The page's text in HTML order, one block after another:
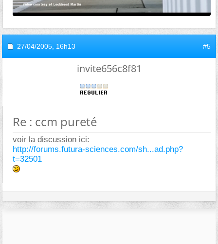
27/04/2005, 16h13 #5
invite656c8f81
Re : ccm pureté
voir la discussion ici:
http://forums.futura-sciences.com/sh...ad.php?
t=32501